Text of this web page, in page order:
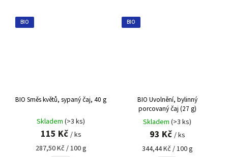
BIO
BIO Směs květů, sypaný čaj, 40 g
Skladem (>3 ks)
115 Kč / ks
287,50 Kč / 100 g
BIO
BIO Uvolnění, bylinný
porcovaný čaj (27 g)
Skladem (>3 ks)
93 Kč / ks
344,44 Kč / 100 g